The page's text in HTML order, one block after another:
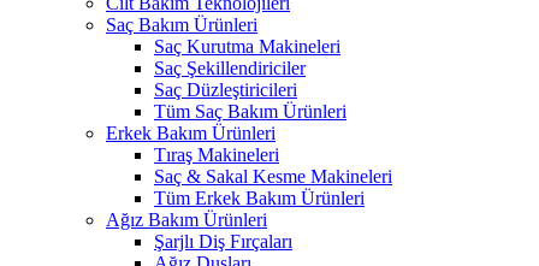
Saç Bakım Ürünleri
Saç Kurutma Makineleri
Saç Şekillendiriciler
Saç Düzleştiricileri
Tüm Saç Bakım Ürünleri
Erkek Bakım Ürünleri
Tıraş Makineleri
Saç & Sakal Kesme Makineleri
Tüm Erkek Bakım Ürünleri
Ağız Bakım Ürünleri
Şarjlı Diş Fırçaları